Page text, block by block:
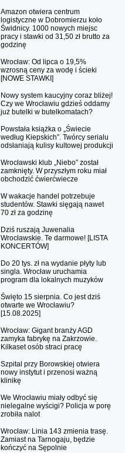
Amazon otwiera centrum
logistyczne w Dobromierzu koło
Świdnicy. 1000 nowych miejsc
pracy i stawki od 31,50 zł brutto za
godzinę
Wrocław: Od lipca o 19,5%
wzrosną ceny za wodę i ścieki
[NOWE STAWKI]
Nowy system kaucyjny coraz bliżej!
Czy we Wrocławiu gdzieś oddamy
już butelki w butelkomatach?
Powstała książka o „Świecie
według Kiepskich”. Twórcy serialu
odsłaniają kulisy kultowej produkcji
Wrocławski klub „Niebo” został
zamknięty. W przyszłym roku miał
obchodzić ćwierćwiecze
W wakacje handel potrzebuje
studentów. Stawki sięgają nawet
70 zł za godzinę
Dziś ruszają Juwenalia
Wrocławskie. Te darmowe! [LISTA
KONCERTÓW]
Do 20 tys. zł na wydanie płyty lub
singla. Wrocław uruchamia
program dla lokalnych muzyków
Święto 15 sierpnia. Co jest dziś
otwarte we Wrocławiu?
[15.08.2025]
Wrocław: Gigant branży AGD
zamyka fabrykę na Zakrzowie.
Kilkaset osób straci pracę
Szpital przy Borowskiej otwiera
nowy instytut i przenosi ważną
klinikę
We Wrocławiu miały odbyć się
nielegalne wyścigi? Policja w porę
zrobiła nalot
Wrocław: Linia 143 zmienia trasę.
Zamiast na Tarnogaju, będzie
kończyć na Sępolnie